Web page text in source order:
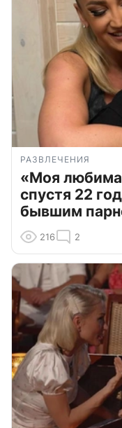
РАЗВЛЕЧЕНИЯ
«Моя
спустя 22
бывшим
216 2